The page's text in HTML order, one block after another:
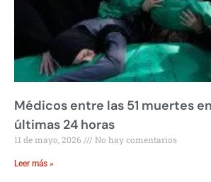
Médicos entre las 51 muertes
últimas 24 horas
11 de mayo, 2026 No hay comentarios
Leer más »